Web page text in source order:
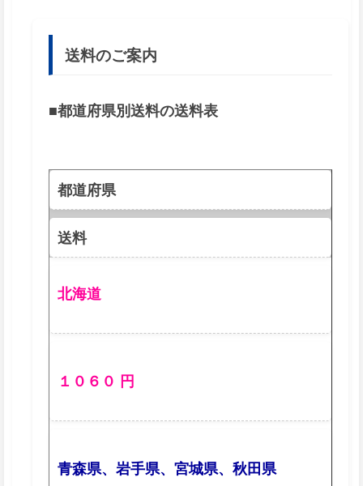
送料のご案内
■都道府県別送料の送料表
都道府県
送料
北海道
１０６０ 円
青森県、岩手県、宮城県、秋田県